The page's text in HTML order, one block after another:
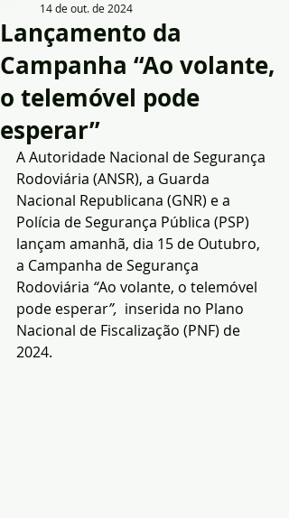
Lançamento da
Campanha “Ao volante,
o telemóvel pode
esperar”
14 de out. de 2024
A Autoridade Nacional de Segurança
Rodoviária (ANSR), a Guarda
Nacional Republicana (GNR) e a
Polícia de Segurança Pública (PSP)
lançam amanhã, dia 15 de Outubro,
a Campanha de Segurança
Rodoviária “Ao volante, o telemóvel
pode esperar”, inserida no Plano
Nacional de Fiscalização (PNF) de
2024.